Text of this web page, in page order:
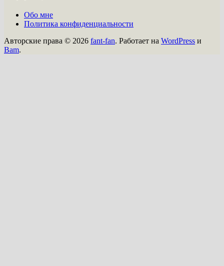
Обо мне
Политика конфиденциальности
Авторские права © 2026 fant-fan. Работает на WordPress и
Bam.